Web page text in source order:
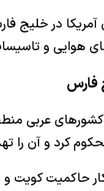
در خلیج
هوایی و
فارس
عربی
کرد و آن را
حاکمیت کویت